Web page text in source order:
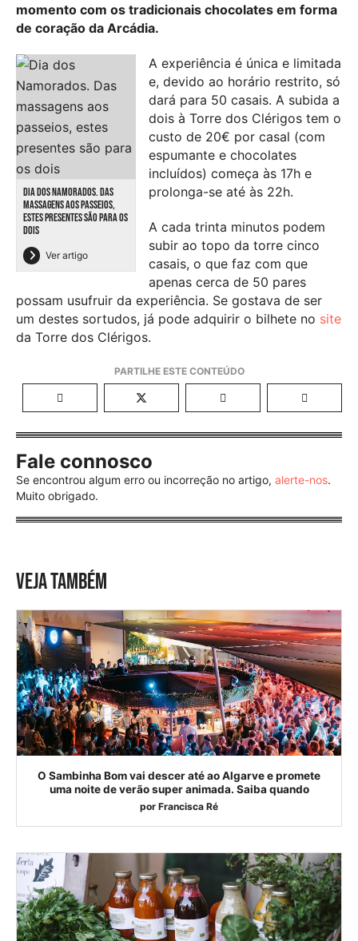
momento com os tradicionais chocolates em forma
de coração da Arcádia.
DIA DOS NAMORADOS. DAS
MASSAGENS AOS PASSEIOS,
ESTES PRESENTES SÃO PARA OS
DOIS
Ver artigo
A experiência é única e limitada
e, devido ao horário restrito, só
dará para 50 casais. A subida a
dois à Torre dos Clérigos tem o
custo de 20€ por casal (com
espumante e chocolates
incluídos) começa às 17h e
prolonga-se até às 22h.
A cada trinta minutos podem
subir ao topo da torre cinco
casais, o que faz com que
apenas cerca de 50 pares
possam usufruir da experiência. Se gostava de ser
um destes sortudos, já pode adquirir o bilhete no site
da Torre dos Clérigos.
Fale connosco
Se encontrou algum erro ou incorreção no artigo, alerte-nos.
Muito obrigado.
VEJA TAMBÉM
O Sambinha Bom vai descer até ao Algarve e promete
uma noite de verão super animada. Saiba quando
por Francisca Ré